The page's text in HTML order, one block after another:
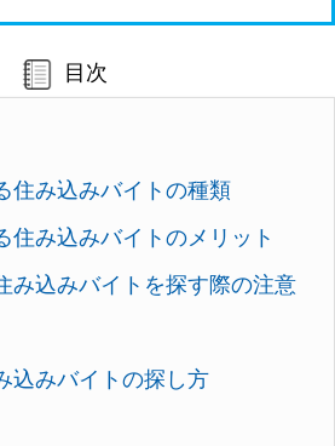
目次
住み込みバイトの種類
住み込みバイトのメリット
み込みバイトを探す際の注意
込みバイトの探し方